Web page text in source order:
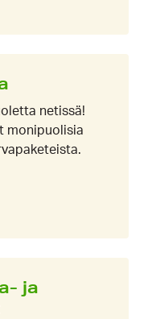
netissä!
monipuolisia
ja